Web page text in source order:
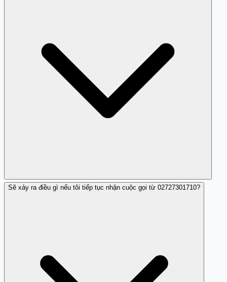
Trang Trắng giúp cung cấp thông tin về các số điện thoại
Sẽ xảy ra điều gì nếu tôi tiếp tục nhận cuộc gọi từ 02727301710?